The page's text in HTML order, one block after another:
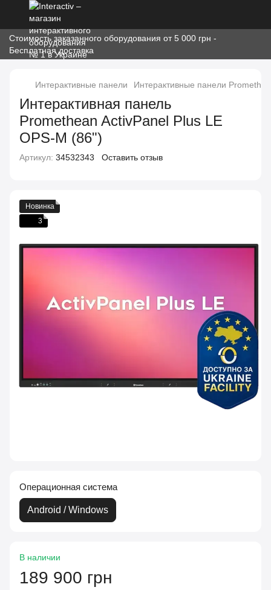
Стоимость заказанного оборудования от 5 000 грн -
Бесплатная доставка
Интерактивные панели Интерактивные панели
Интерактивная панель
Promethean ActivPanel Plus LE
OPS-M (86")
Артикул: 34532343 Оставить отзыв
Новинка
3
Операционная система
Android / Windows
В наличии
189 900 грн